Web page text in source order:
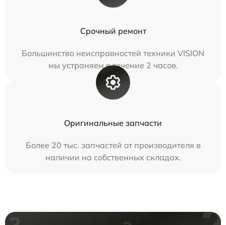
Срочный ремонт
Большинство неисправностей техники VISION
мы устраняем в течение 2 часов.
Оригинальные запчасти
Более 20 тыс. запчастей от производителя в
наличии на собственных складах.